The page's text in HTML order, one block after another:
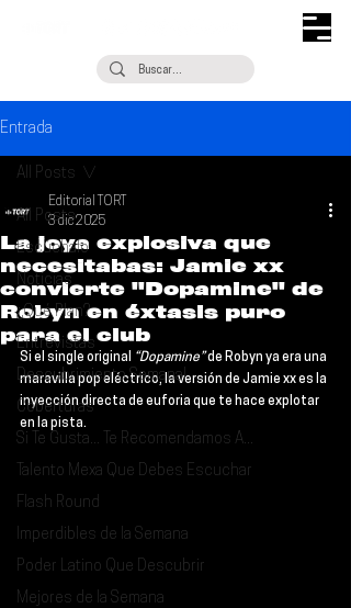
Entrada
All Posts
Escúchalo
Noticias
¿Qué Plan?
Entrevistas
Descubrimiento Semanal
Coberturas
Si Te Gusta... Te Recomendamos A...
Talento Mexa Que Debes Escuchar
Flash Round
Imperdibles de la Semana
Poder Latino Que Descubrir
Mejores de la Semana
All Posts
La joya explosiva que
necesitabas: Jamie xx
convierte "Dopamine" de
Robyn en éxtasis puro
para el club
Editorial TORT
3 dic 2025
Si el single original “Dopamine” de Robyn ya era una
maravilla pop eléctrico, la versión de Jamie xx es la
inyección directa de euforia que te hace explotar
en la pista.